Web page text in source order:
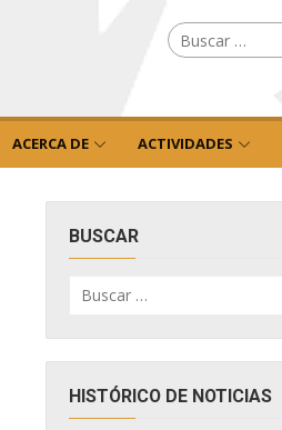
Buscar
por:
ACERCA DE ACTIVIDADES
BUSCAR
por:
HISTÓRICO DE NOTICIAS